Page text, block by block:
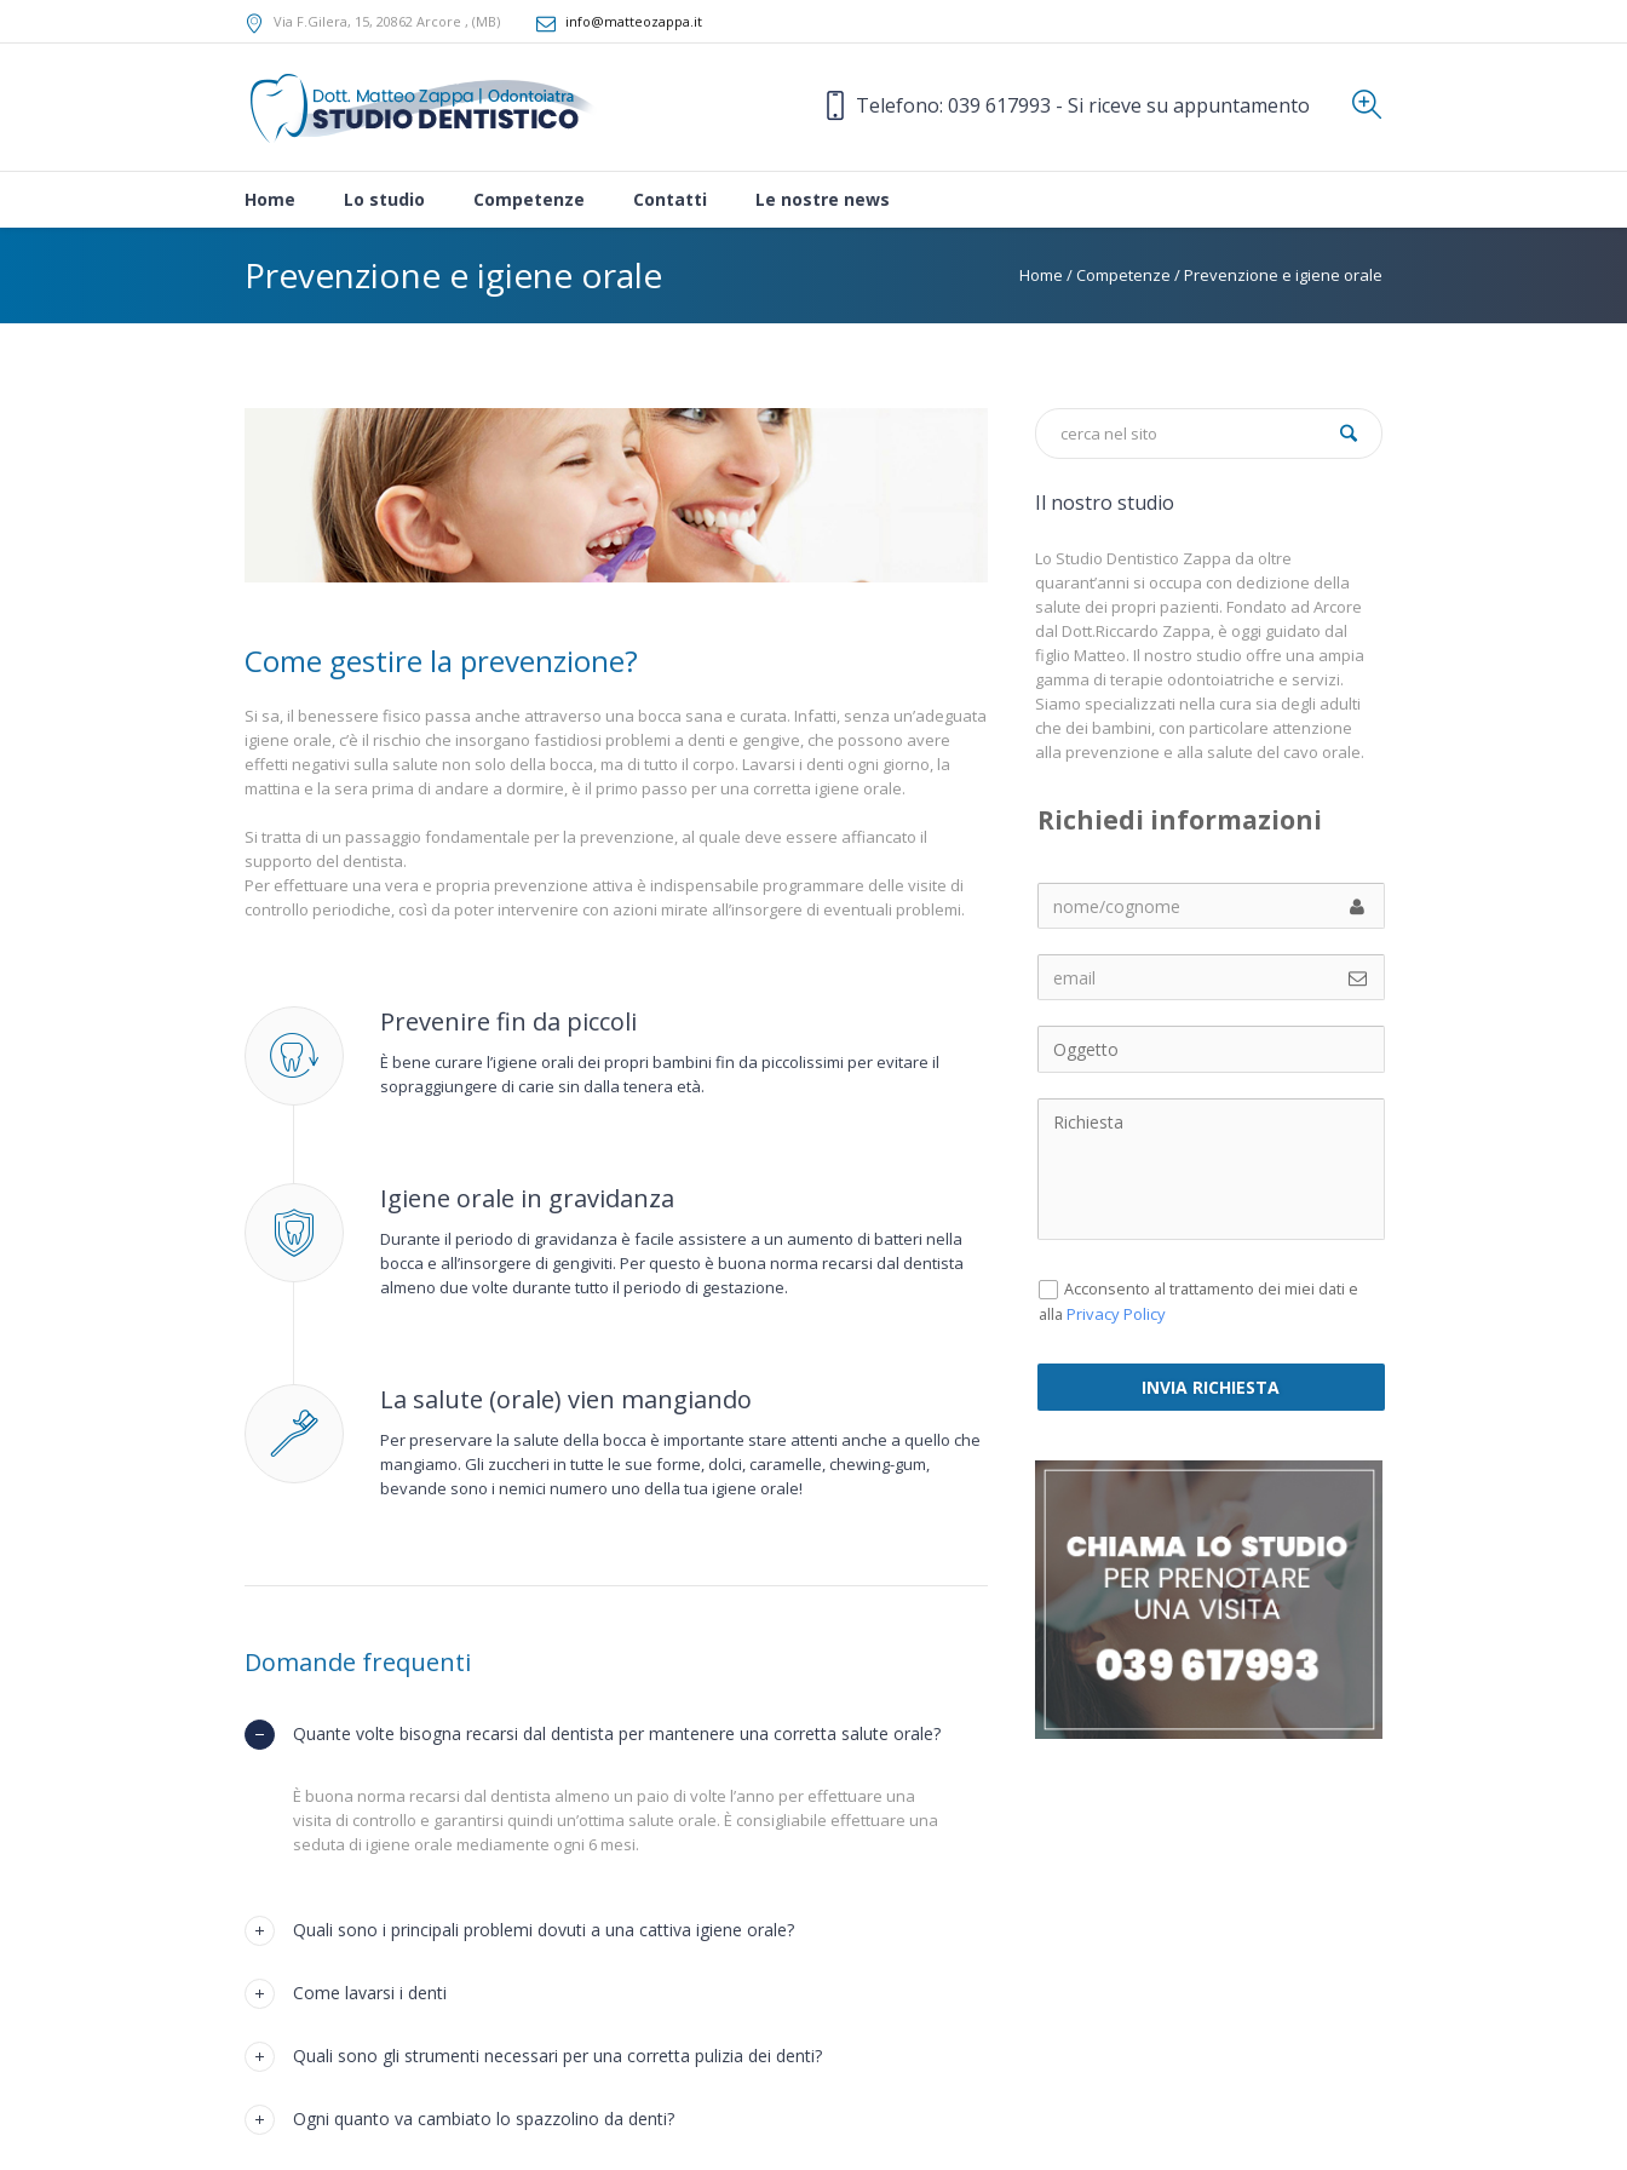
Via F.Gilera, 15, 20862 Arcore , (MB) info@matteozappa.it
Telefono: 039 617993 - Si riceve su appuntamento
Home Lo studio Competenze Contatti Le nostre news
Prevenzione e igiene orale Home /Competenze /Prevenzione e igiene orale
Come gestire la prevenzione?
Si sa, il benessere fisico passa anche attraverso una bocca sana e curata. Infatti, senza un’adeguata
igiene orale, c’è il rischio che insorgano fastidiosi problemi a denti e gengive, che possono avere
effetti negativi sulla salute non solo della bocca, ma di tutto il corpo. Lavarsi i denti ogni giorno, la
mattina e la sera prima di andare a dormire, è il primo passo per una corretta igiene orale.
Si tratta di un passaggio fondamentale per la prevenzione, al quale deve essere affiancato il
supporto del dentista.
Per effettuare una vera e propria prevenzione attiva è indispensabile programmare delle visite di
controllo periodiche, così da poter intervenire con azioni mirate all’insorgere di eventuali problemi.
Prevenire fin da piccoli
È bene curare l’igiene orali dei propri bambini fin da piccolissimi per evitare il
sopraggiungere di carie sin dalla tenera età.
Igiene orale in gravidanza
Durante il periodo di gravidanza è facile assistere a un aumento di batteri nella
bocca e all’insorgere di gengiviti. Per questo è buona norma recarsi dal dentista
almeno due volte durante tutto il periodo di gestazione.
La salute (orale) vien mangiando
Per preservare la salute della bocca è importante stare attenti anche a quello che
mangiamo. Gli zuccheri in tutte le sue forme, dolci, caramelle, chewing-gum,
bevande sono i nemici numero uno della tua igiene orale!
Domande frequenti
Quante volte bisogna recarsi dal dentista per mantenere una corretta salute orale?
È buona norma recarsi dal dentista almeno un paio di volte l’anno per effettuare una
visita di controllo e garantirsi quindi un’ottima salute orale. È consigliabile effettuare una
seduta di igiene orale mediamente ogni 6 mesi.
Quali sono i principali problemi dovuti a una cattiva igiene orale?
Come lavarsi i denti
Quali sono gli strumenti necessari per una corretta pulizia dei denti?
Ogni quanto va cambiato lo spazzolino da denti?
Il nostro studio
Lo Studio Dentistico Zappa da oltre
quarant’anni si occupa con dedizione della
salute dei propri pazienti. Fondato ad Arcore
dal Dott.Riccardo Zappa, è oggi guidato dal
figlio Matteo. Il nostro studio offre una ampia
gamma di terapie odontoiatriche e servizi.
Siamo specializzati nella cura sia degli adulti
che dei bambini, con particolare attenzione
alla prevenzione e alla salute del cavo orale.
Richiedi informazioni
Acconsento al trattamento dei miei dati e
alla Privacy Policy
INVIA RICHIESTA